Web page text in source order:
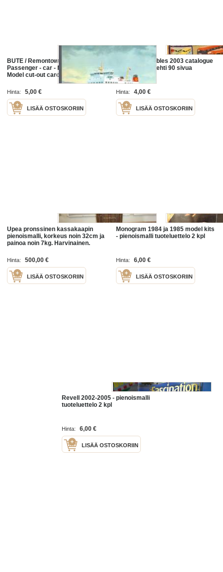
BUTE / Remontowa Group
Passenger - car - ferry Waterline
Model cut-out card kit scale 1 :
1250 - leikattava pienoismalli
Hinta: 5,00 €
LISÄÄ OSTOSKORIIN
Corgi Collectables 2003 catalogue
- pienoismalli lehti 90 sivua
Hinta: 4,00 €
LISÄÄ OSTOSKORIIN
Upea pronssinen kassakaapin
pienoismalli, korkeus noin 32cm ja
painoa noin 7kg. Harvinainen.
kohteeni.
Hinta: 500,00 €
LISÄÄ OSTOSKORIIN
Monogram 1984 ja 1985 model kits
- pienoismalli tuoteluettelo 2 kpl
Hinta: 6,00 €
LISÄÄ OSTOSKORIIN
Revell 2002-2005 - pienoismalli
tuoteluettelo 2 kpl
Hinta: 6,00 €
LISÄÄ OSTOSKORIIN